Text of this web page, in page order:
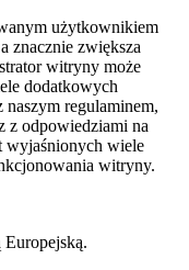
użytkownikiem
znacznie zwiększa
witryny może
dodatkowych
naszym regulaminem,
z odpowiedziami na
wyjaśnionych wiele
witryny.
Europejską.